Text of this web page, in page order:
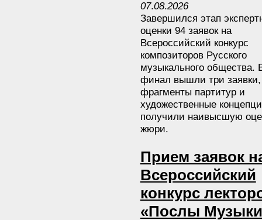
07.08.2026
Завершился этап
оценки 94 заявок на
Всероссийский конкурс
композиторов Русского
музыкального общества.
финал вышли три
фрагменты партитур и
художественные
получили наивысшую
жюри.
Прием заявок
Всероссийский
конкурс
«Послы